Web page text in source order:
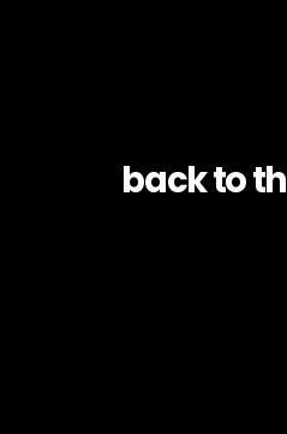
back to